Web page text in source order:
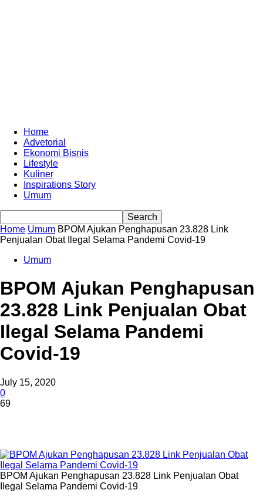
Home
Advetorial
Ekonomi Bisnis
Lifestyle
Kuliner
Inspirations Story
Umum
Home Umum BPOM Ajukan Penghapusan 23.828 Link
Penjualan Obat Ilegal Selama Pandemi Covid-19
Umum
BPOM Ajukan Penghapusan
23.828 Link Penjualan Obat
Ilegal Selama Pandemi
Covid-19
July 15, 2020
0
69
BPOM Ajukan Penghapusan 23.828 Link Penjualan Obat
Ilegal Selama Pandemi Covid-19